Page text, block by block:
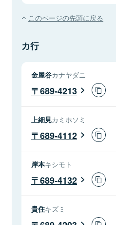
このページの先頭に戻る
カ行
金屋谷カナヤダニ
689-4213
上細見カミホソミ
689-4112
岸本キシモト
689-4132
貴住キズミ